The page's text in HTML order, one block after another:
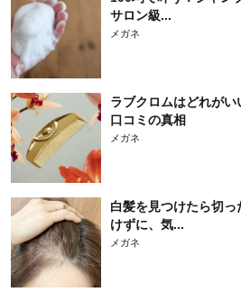
サロン級...
メガネ
ラブクロムはどれが
口コミの真相
メガネ
白髪を見つけたら切
けずに、気...
メガネ